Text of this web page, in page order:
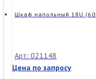
стекло
Шкаф напольный 18U
Арт: 021148
Цена по запросу